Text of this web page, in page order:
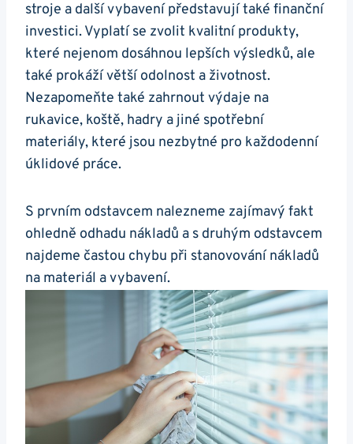
stroje a další vybavení představují také finanční
investici. Vyplatí se zvolit kvalitní produkty,
které nejenom dosáhnou lepších výsledků, ale
také prokáží větší odolnost a životnost.
Nezapomeňte také zahrnout výdaje na
rukavice, koště, hadry a jiné spotřební
materiály, které jsou nezbytné pro každodenní
úklidové práce.
S prvním odstavcem nalezneme zajímavý fakt
ohledně odhadu nákladů a s druhým odstavcem
najdeme častou chybu při stanovování nákladů
na materiál a vybavení.